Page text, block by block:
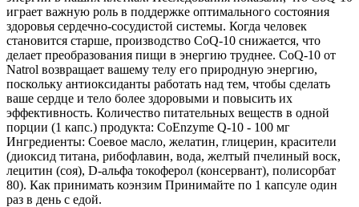
играет важную роль в поддержке оптимального состояния
здоровья сердечно-сосудистой системы. Когда человек
становится старше, производство CoQ-10 снижается, что
делает преобразования пищи в энергию труднее. CoQ-10 от
Natrol возвращает вашему телу его природную энергию,
поскольку антиоксиданты работать над тем, чтобы сделать
ваше сердце и тело более здоровыми и повысить их
эффективность. Количество питательных веществ в одной
порции (1 капс.) продукта: CoEnzyme Q-10 - 100 мг
Ингредиенты: Соевое масло, желатин, глицерин, красители
(диоксид титана, рибофлавин, вода, желтый пчелиный воск,
лецитин (соя), D-альфа токоферол (консервант), полисорбат
80). Как принимать коэнзим Принимайте по 1 капсуле один
раз в день с едой.